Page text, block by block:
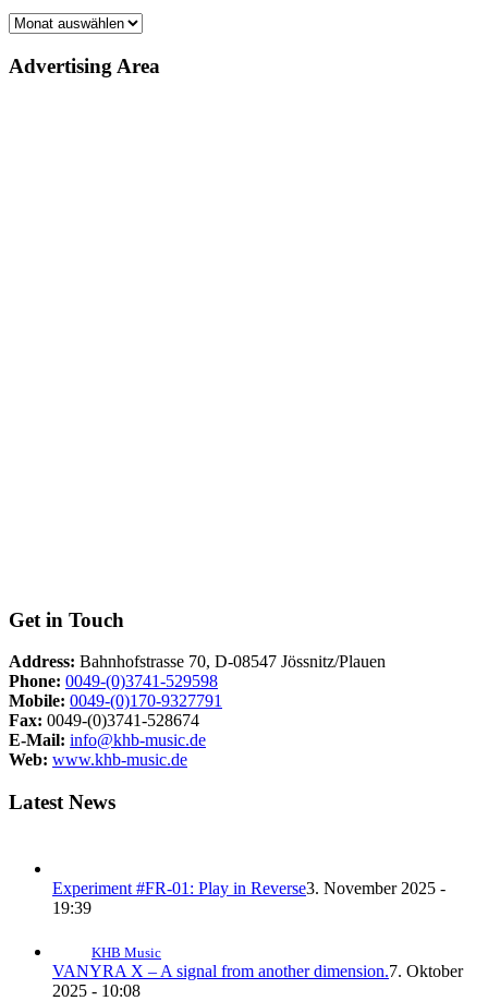
Archiv
Advertising Area
Get in Touch
Address: Bahnhofstrasse 70, D-08547 Jössnitz/Plauen
Phone: 0049-(0)3741-529598
Mobile: 0049-(0)170-9327791
Fax: 0049-(0)3741-528674
E-Mail: info@khb-music.de
Web: www.khb-music.de
Latest News
Experiment #FR-01: Play in Reverse3. November 2025 -
19:39
KHB Music
VANYRA X – A signal from another dimension.7. Oktober
2025 - 10:08